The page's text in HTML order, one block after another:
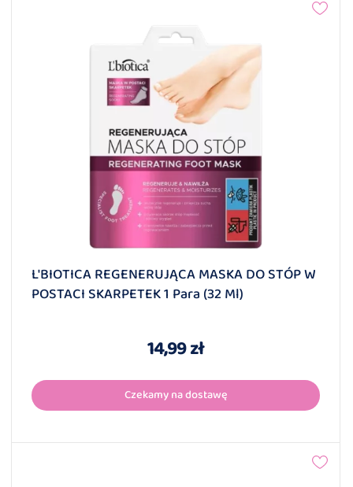
L'BIOTICA REGENERUJĄCA MASKA DO STÓP W
POSTACI SKARPETEK 1 Para (32 Ml)
14,99 zł
Czekamy na dostawę